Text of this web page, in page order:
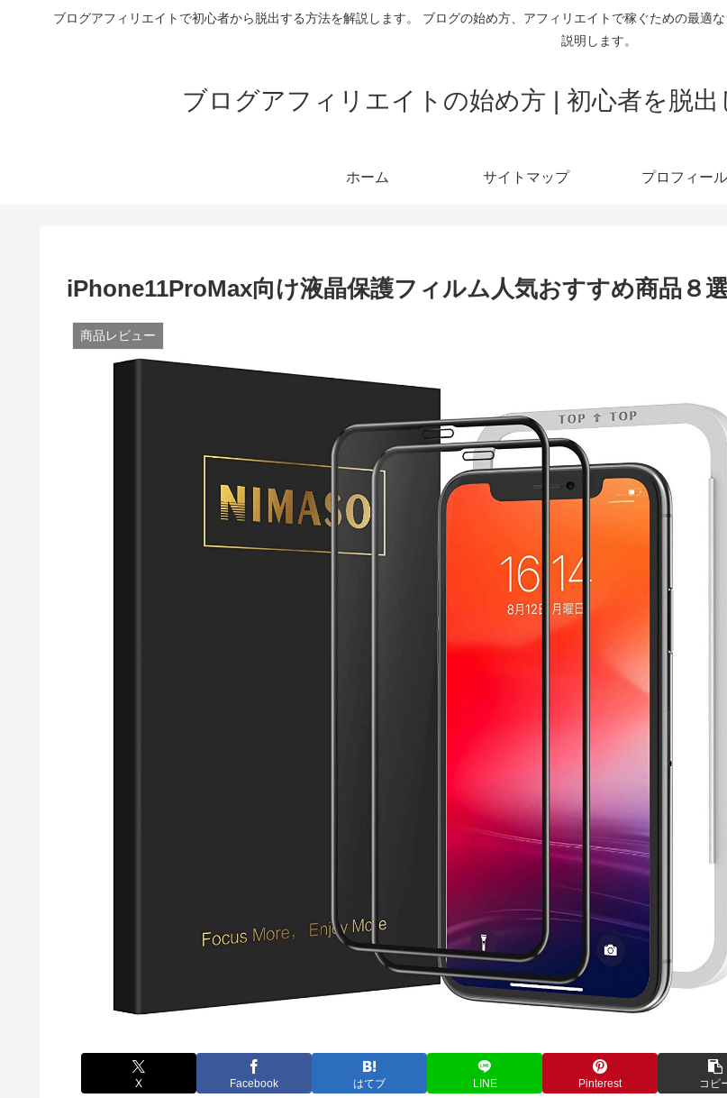
ブログアフィリエイトで初心者から脱出する方法を解説します。 ブログの始め方、アフィリエイトで稼ぐための最適
説明します。
ブログアフィリエイトの始め方 | 初心者を脱
ホーム サイトマップ プロフィール
iPhone11ProMax向け液晶保護フィルム人気おすすめ商品８選
商品レビュー
X Facebook はてブ LINE Pinterest コピ